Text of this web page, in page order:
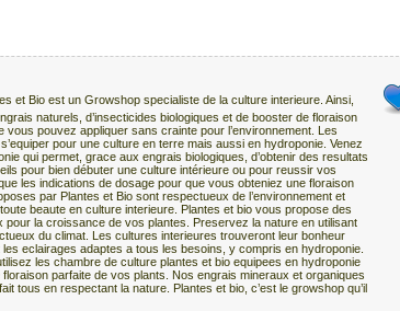
et Bio est un Growshop specialiste de la culture interieure. Ainsi,
naturels, d’insecticides biologiques et de booster de floraison
vous pouvez appliquer sans crainte pour l’environnement. Les
pour une culture en terre mais aussi en hydroponie. Venez
qui permet, grace aux engrais biologiques, d’obtenir des resultats
pour bien débuter une culture intérieure ou pour reussir vos
les indications de dosage pour que vous obteniez une floraison
par Plantes et Bio sont respectueux de l’environnement et
beaute en culture interieure. Plantes et bio vous propose des
pour la croissance de vos plantes. Preservez la nature en utilisant
du climat. Les cultures interieures trouveront leur bonheur
eclairages adaptes a tous les besoins, y compris en hydroponie.
les chambre de culture plantes et bio equipees en hydroponie
parfaite de vos plants. Nos engrais mineraux et organiques
tous en respectant la nature. Plantes et bio, c’est le growshop qu’il